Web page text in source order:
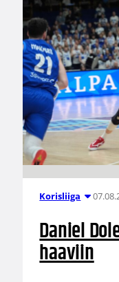
Korisliiga
Daniel
haaviin